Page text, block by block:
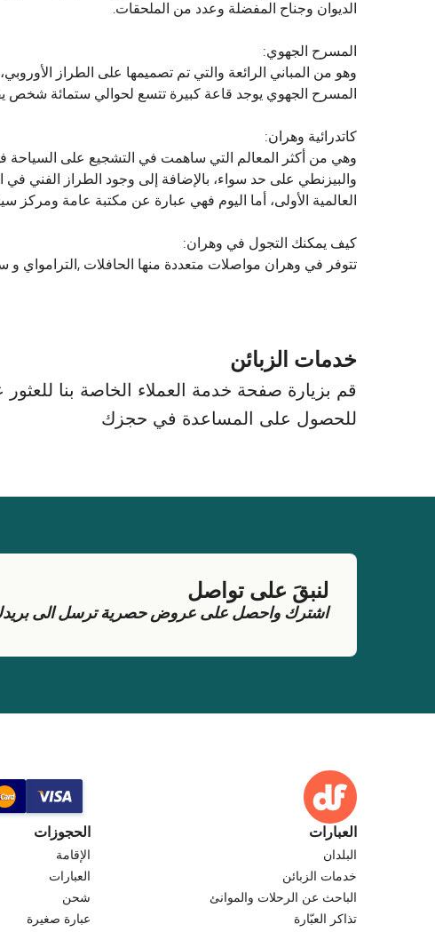
الديوان وجناح المفضلة وعدد من الملحقات.
المسرح الجهوي:
وهو من المباني الرائعة والتي تم تصميمها على الطراز
المسرح الجهوي يوجد قاعة كبيرة تتسع لحوالي ستمائة شخص
كاتدرائية وهران:
وهي من أكثر المعالم التي ساهمت في التشجيع على السياحة في
والبيزنطي على حد سواء، بالإضافة إلى وجود الطراز الفني في
العالمية الأولى، أما اليوم فهي عبارة عن مكتبة عامة
كيف يمكنك التجول في وهران:
تتوفر في وهران مواصلات متعددة منها الحافلات ,الترامواي
خدمات الزبائن
قم بزيارة صفحة خدمة العملاء الخاصة بنا للعثور
للحصول على المساعدة في حجزك
لنبقَ على تواصل
اشترك واحصل على عروض حصرية ترسل الى بريدك
العبارات
البلدان
خدمات الزبائن
الباحث عن الرحلات والموانئ
تذاكر العبّارة
الحجوزات
الإقامة
العبارات
شحن
عبارة صغيرة